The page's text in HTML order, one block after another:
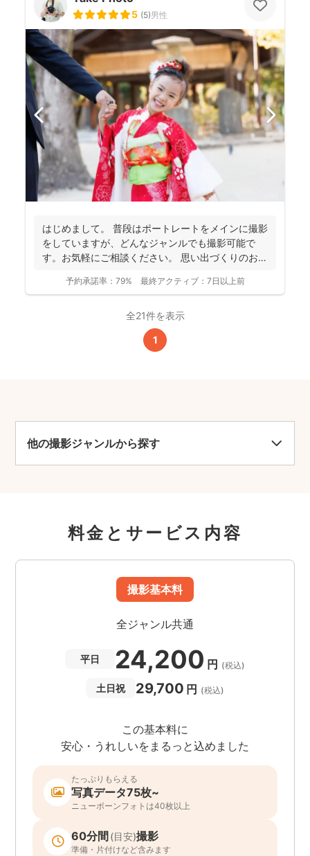
5 (5)男性
はじめまして。 普段はポートレートをメインに撮影
をしていますが、どんなジャンルでも撮影可能で
す。お気軽にご相談ください。 思い出づくりのお手
予約承諾率： 79% 最終アクティブ： 7日以上前
全21件を表示
1
他の撮影ジャンルから探す
料金とサービス内容
撮影基本料
全ジャンル共通
平日 24,200 円 (税込)
土日祝 29,700 円 (税込)
この基本料に
安心・うれしいをまるっと込めました
たっぷりもらえる
写真データ75枚~
ニューボーンフォトは40枚以上
60分間 (目安)撮影
準備・片付けなど含みます